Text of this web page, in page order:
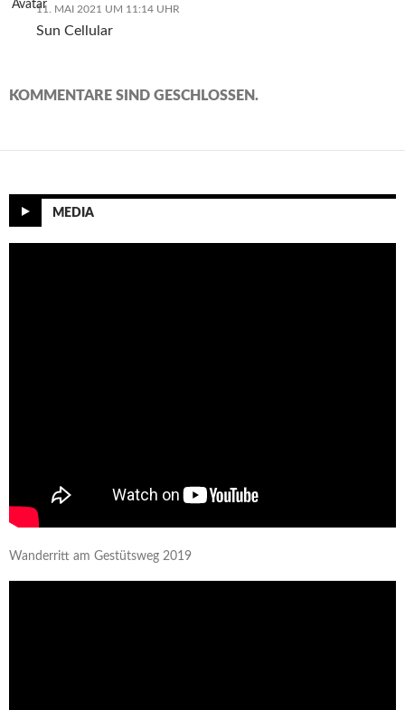
11. MAI 2021 UM 11:14 UHR
Sun Cellular
KOMMENTARE SIND GESCHLOSSEN.
MEDIA
Wanderritt am Gestütsweg 2019